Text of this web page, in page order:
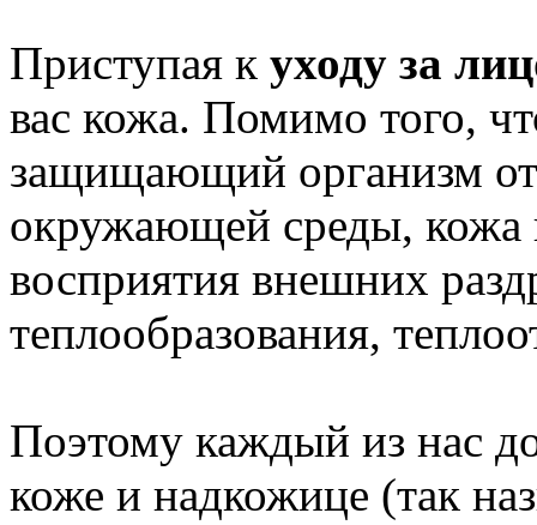
Приступая к уходу за
вас кожа. Помимо того,
защищающий организм от
окружающей среды,
восприятия внешних
теплообразования,
Поэтому каждый из нас
коже и надкожице (так